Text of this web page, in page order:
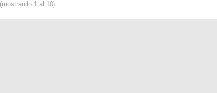
(mostrando 1 al 10)